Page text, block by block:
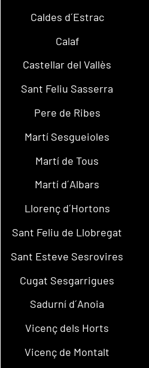
Caldes d´Estrac
Calaf
Castellar del Vallès
Sant Feliu Sasserra
Pere de Ribes
Martí Sesgueioles
Martí de Tous
Martí d´Albars
Llorenç d´Hortons
Sant Feliu de Llobregat
Sant Esteve Sesrovires
Cugat Sesgarrigues
Sadurní d´Anoia
Vicenç dels Horts
Vicenç de Montalt